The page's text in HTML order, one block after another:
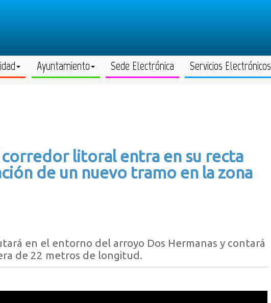
Ayuntamiento Sede Electrónica Servicios Electrónicos
litoral entra en su recta
de un nuevo tramo en la zona
en el entorno del arroyo Dos Hermanas y contará
de 22 metros de longitud.